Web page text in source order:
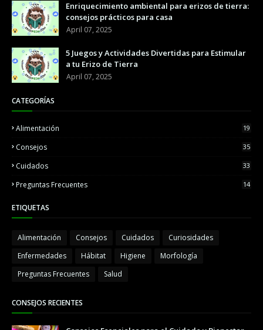
Enriquecimiento ambiental para erizos de tierra:
consejos prácticos para casa
April 07, 2025
5 Juegos y Actividades Divertidas para Estimular
a tu Erizo de Tierra
April 07, 2025
CATEGORÍAS
Alimentación 19
Consejos 35
Cuidados 33
Preguntas Frecuentes 14
ETIQUETAS
Alimentación Consejos Cuidados
Curiosidades
Enfermedades
Hábitat Higiene
Morfología
Preguntas Frecuentes
Salud
CONSEJOS RECIENTES